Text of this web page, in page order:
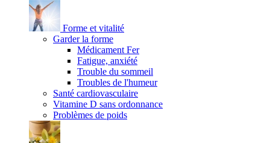
Forme et vitalité
Garder la forme
Médicament Fer
Fatigue, anxiété
Trouble du sommeil
Troubles de l'humeur
Santé cardiovasculaire
Vitamine D sans ordonnance
Problèmes de poids